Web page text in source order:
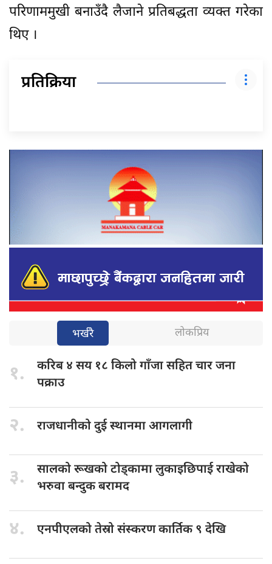
परिणाममुखी बनाउँदै लैजाने प्रतिबद्धता व्यक्त गरेका
थिए ।
प्रतिक्रिया
भर्खरै लोकप्रिय
१. करिब ४ सय १८ किलो गाँजा सहित चार जना
पक्राउ
२. राजधानीको दुईस्थानमा आगलागी
३. सालको रूखकोटोड्कामा लुकाइछिपाई राखेको
भरुवा बन्दुक बरामद
४. एनपीएलको तेस्रोसंस्करण कार्तिक ९ देखि